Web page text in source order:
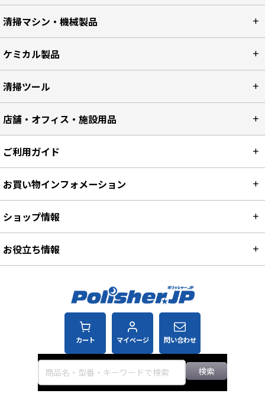
清掃マシン・機械製品
ケミカル製品
清掃ツール
店舗・オフィス・施設用品
カート マイページ 問い合わせ
検索
ご利用ガイド
お買い物インフォメーション
ショップ情報
お役立ち情報